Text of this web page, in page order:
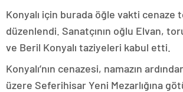
Konyalı için burada öğle vakti cenaze
düzenlendi. Sanatçının oğlu Elvan,
ve Beril Konyalı taziyeleri kabul etti.
Konyalı’nın cenazesi, namazın
üzere Seferihisar Yeni Mezarlığına